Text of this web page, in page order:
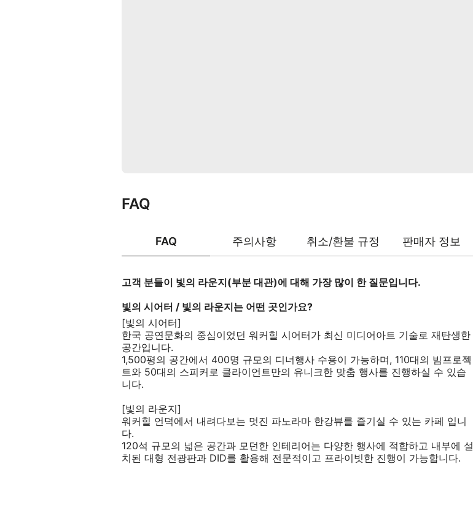
FAQ
FAQ 주의사항 취소/환불 규정 판매자 정보
고객 분들이 빛의 라운지(부분 대관)에 대해 가장 많이 한 질문입니다.
빛의 시어터 / 빛의 라운지는 어떤 곳인가요?
[빛의 시어터]
한국 공연문화의 중심이었던 워커힐 시어터가 최신 미디어아트 기술로 재탄생한
공간입니다.
1,500평의 공간에서 400명 규모의 디너행사 수용이 가능하며, 110대의 빔프로젝
트와 50대의 스피커로 클라이언트만의 유니크한 맞춤 행사를 진행하실 수 있습
니다.
[빛의 라운지]
워커힐 언덕에서 내려다보는 멋진 파노라마 한강뷰를 즐기실 수 있는 카페 입니
다.
120석 규모의 넓은 공간과 모던한 인테리어는 다양한 행사에 적합하고 내부에 설
치된 대형 전광판과 DID를 활용해 전문적이고 프라이빗한 진행이 가능합니다.